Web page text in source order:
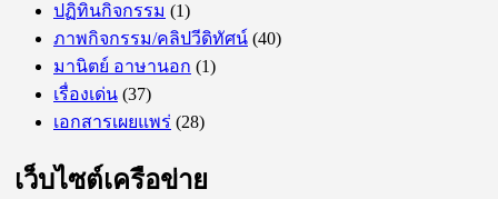
ปฏิทินกิจกรรม (1)
ภาพกิจกรรม/คลิปวีดิทัศน์ (40)
มานิตย์ อาษานอก (1)
เรื่องเด่น (37)
เอกสารเผยแพร่ (28)
เว็บไซต์เครือข่าย